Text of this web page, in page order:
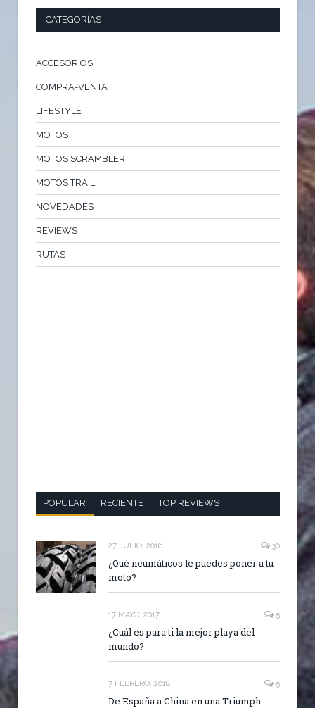
CATEGORÍAS
ACCESORIOS
COMPRA-VENTA
LIFESTYLE
MOTOS
MOTOS SCRAMBLER
MOTOS TRAIL
NOVEDADES
REVIEWS
RUTAS
POPULAR RECIENTE TOP REVIEWS
27 JULIO, 2016 30
¿Qué neumáticos le puedes poner a tu
moto?
17 MAYO, 2017 5
¿Cuál es para ti la mejor playa del
mundo?
7 FEBRERO, 2018 5
De España a China en una Triumph